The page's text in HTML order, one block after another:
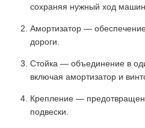
сохраняя нужный ход
Амортизатор —
дороги.
Стойка — объединение в
включая амортизатор и
Крепление —
подвески.